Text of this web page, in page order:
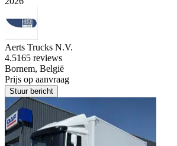
Aerts Trucks N.V.
4.5165 reviews
Bornem, België
Prijs op aanvraag
Stuur bericht